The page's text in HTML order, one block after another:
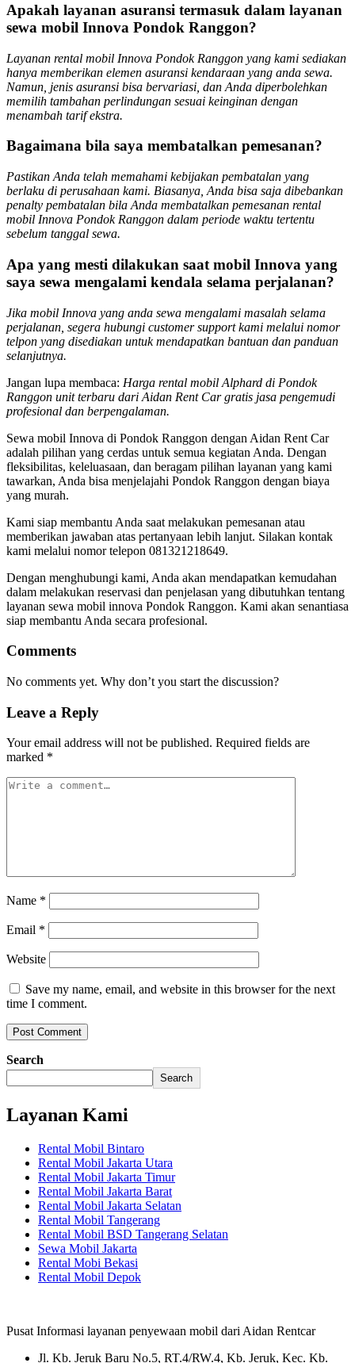
Apakah layanan asuransi termasuk dalam layanan
sewa mobil Innova Pondok Ranggon?
Layanan rental mobil Innova Pondok Ranggon yang kami sediakan
hanya memberikan elemen asuransi kendaraan yang anda sewa.
Namun, jenis asuransi bisa bervariasi, dan Anda diperbolehkan
memilih tambahan perlindungan sesuai keinginan dengan
menambah tarif ekstra.
Bagaimana bila saya membatalkan pemesanan?
Pastikan Anda telah memahami kebijakan pembatalan yang
berlaku di perusahaan kami. Biasanya, Anda bisa saja dibebankan
penalty pembatalan bila Anda membatalkan pemesanan rental
mobil Innova Pondok Ranggon dalam periode waktu tertentu
sebelum tanggal sewa.
Apa yang mesti dilakukan saat mobil Innova yang
saya sewa mengalami kendala selama perjalanan?
Jika mobil Innova yang anda sewa mengalami masalah selama
perjalanan, segera hubungi customer support kami melalui nomor
telpon yang disediakan untuk mendapatkan bantuan dan panduan
selanjutnya.
Jangan lupa membaca: Harga rental mobil Alphard di Pondok
Ranggon unit terbaru dari Aidan Rent Car gratis jasa pengemudi
profesional dan berpengalaman.
Sewa mobil Innova di Pondok Ranggon dengan Aidan Rent Car
adalah pilihan yang cerdas untuk semua kegiatan Anda. Dengan
fleksibilitas, keleluasaan, dan beragam pilihan layanan yang kami
tawarkan, Anda bisa menjelajahi Pondok Ranggon dengan biaya
yang murah.
Kami siap membantu Anda saat melakukan pemesanan atau
memberikan jawaban atas pertanyaan lebih lanjut. Silakan kontak
kami melalui nomor telepon 081321218649.
Dengan menghubungi kami, Anda akan mendapatkan kemudahan
dalam melakukan reservasi dan penjelasan yang dibutuhkan tentang
layanan sewa mobil innova Pondok Ranggon. Kami akan senantiasa
siap membantu Anda secara profesional.
Comments
No comments yet. Why don’t you start the discussion?
Leave a Reply
Your email address will not be published. Required fields are
marked *
Name *
Email *
Website
Save my name, email, and website in this browser for the next
time I comment.
Search
Search
Layanan Kami
Rental Mobil Bintaro
Rental Mobil Jakarta Utara
Rental Mobil Jakarta Timur
Rental Mobil Jakarta Barat
Rental Mobil Jakarta Selatan
Rental Mobil Tangerang
Rental Mobil BSD Tangerang Selatan
Sewa Mobil Jakarta
Rental Mobi Bekasi
Rental Mobil Depok
Pusat Informasi layanan penyewaan mobil dari Aidan Rentcar
Jl. Kb. Jeruk Baru No.5, RT.4/RW.4, Kb. Jeruk, Kec. Kb.